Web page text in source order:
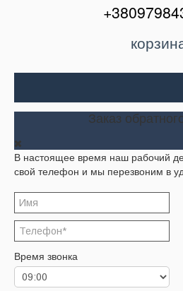
Двери входные
Окна и балконы
Кондиционеры
Акции
Корзина
Заказать звонок
Заказ
В настоящее время наш рабочий
свой телефон и мы перезвоним в
Время звонка